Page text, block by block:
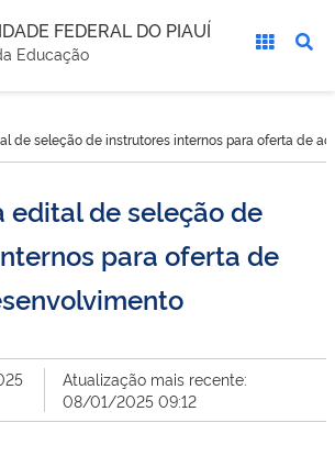
FEDERAL DO PIAUÍ
Educação
de seleção de instrutores internos para oferta de
edital de seleção de
para oferta de
Atualização mais recente:
08/01/2025 09:12